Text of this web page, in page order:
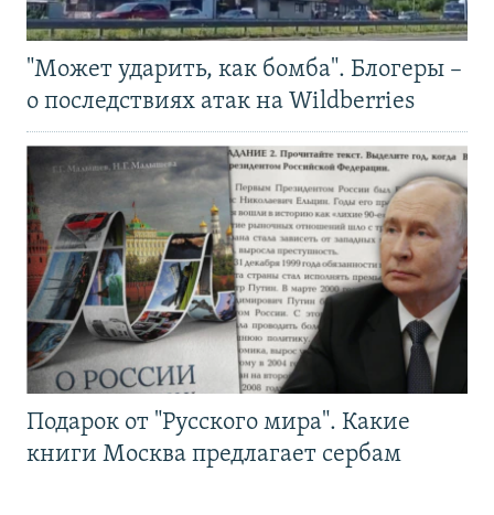
"Может ударить, как бомба". Блогеры –
о последствиях атак на Wildberries
Подарок от "Русского мира". Какие
книги Москва предлагает сербам